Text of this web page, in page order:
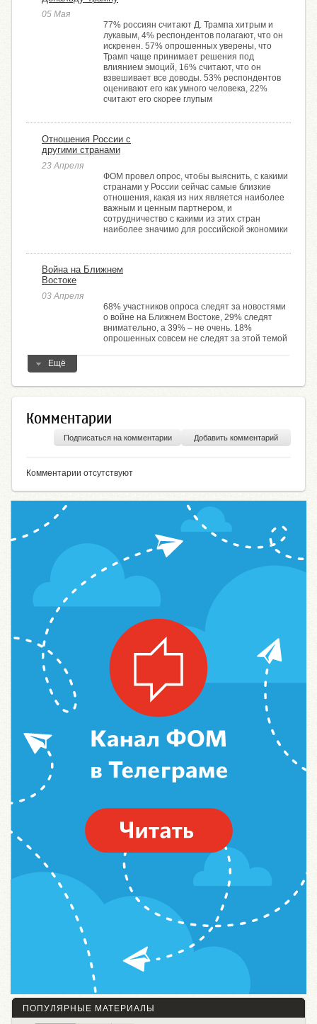
05 Мая
77% россиян считают Д. Трампа хитрым и
лукавым, 4% респондентов полагают, что он
искренен. 57% опрошенных уверены, что
Трамп чаще принимает решения под
влиянием эмоций, 16% считают, что он
взвешивает все доводы. 53% респондентов
оценивают его как умного человека, 22%
считают его скорее глупым
Отношения России с
другими странами
23 Апреля
ФОМ провел опрос, чтобы выяснить, с какими
странами у России сейчас самые близкие
отношения, какая из них является наиболее
важным и ценным партнером, и
сотрудничество с какими из этих стран
наиболее значимо для российской экономики
Война на Ближнем
Востоке
03 Апреля
68% участников опроса следят за новостями
о войне на Ближнем Востоке, 29% следят
внимательно, а 39% – не очень. 18%
опрошенных совсем не следят за этой темой
Ещё
Комментарии
Добавить комментарий
Подписаться на комментарии
Комментарии отсутствуют
ПОПУЛЯРНЫЕ МАТЕРИАЛЫ